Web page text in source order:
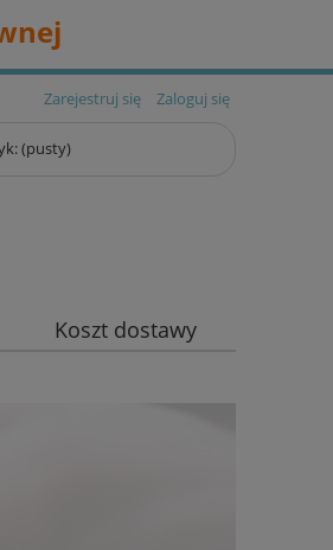
Zarejestruj się Zaloguj się
(pusty)
Koszt dostawy